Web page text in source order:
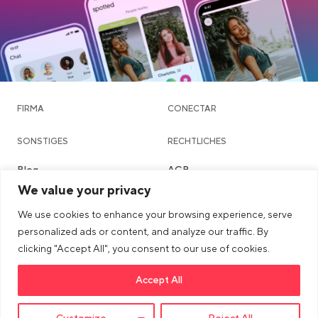
We value your privacy
We use cookies to enhance your browsing experience, serve
personalized ads or content, and analyze our traffic. By
clicking "Accept All", you consent to our use of cookies.
Accept All
FIRMA CONECTAR
SONSTIGES
Blog
Community & Dating
Chatte
Städte
RECHTLICHES
AGB
Imprint
Sicherheits- & Community-
Richtlinien
Link opens in a new tab
>Link to tiktok profile
Link opens in a new tab
>Link to Instagram profile
Link opens in a new tab
>Link to Youtube profile